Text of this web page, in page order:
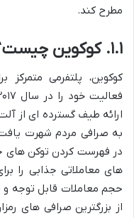
مطرح کند.
۱.۱. کوکوین چیست؟ تاریخچه و ویژگی ها
کوکوین، پلتفرمی
ارائه طیف گسترده ای از
به صرافی مردم شهرت
در فهرست کردن توکن های
های معاملاتی جذابی را
حجم معاملات قابل توجه و
از بزرگترین صرافی های